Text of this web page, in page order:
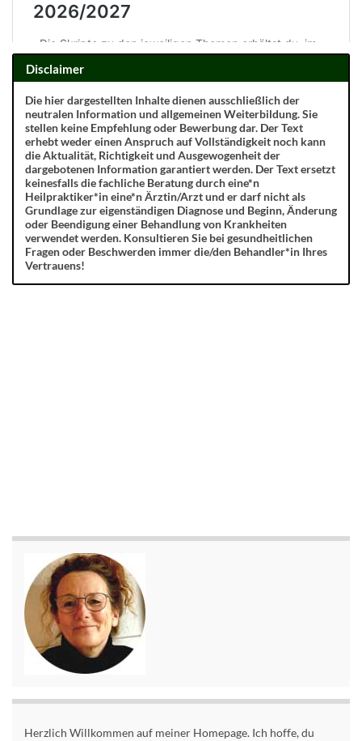
Disclaimer
Die hier dargestellten Inhalte dienen ausschließlich der
neutralen Information und allgemeinen Weiterbildung. Sie
stellen keine Empfehlung oder Bewerbung dar. Der Text
erhebt weder einen Anspruch auf Vollständigkeit noch kann
die Aktualität, Richtigkeit und Ausgewogenheit der
dargebotenen Information garantiert werden. Der Text ersetzt
keinesfalls die fachliche Beratung durch eine*n
Heilpraktiker*in eine*n Ärztin/Arzt und er darf nicht als
Grundlage zur eigenständigen Diagnose und Beginn, Änderung
oder Beendigung einer Behandlung von Krankheiten
verwendet werden. Konsultieren Sie bei gesundheitlichen
Fragen oder Beschwerden immer die/den Behandler*in Ihres
Vertrauens!
Herzlich Willkommen auf meiner Homepage. Ich hoffe, du